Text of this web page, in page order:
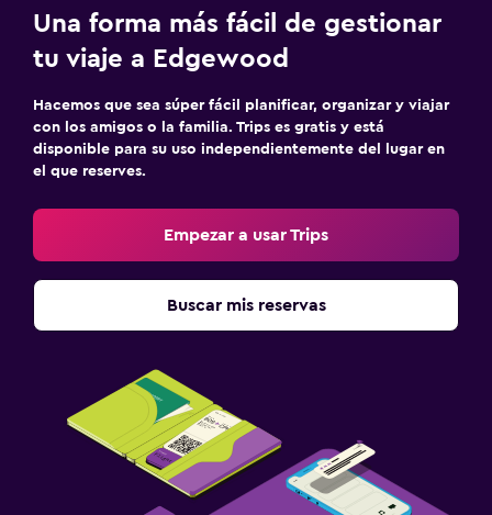
Una forma más fácil de gestionar
tu viaje a Edgewood
Hacemos que sea súper fácil planificar, organizar y viajar
con los amigos o la familia. Trips es gratis y está
disponible para su uso independientemente del lugar en
el que reserves.
Empezar a usar Trips
Buscar mis reservas